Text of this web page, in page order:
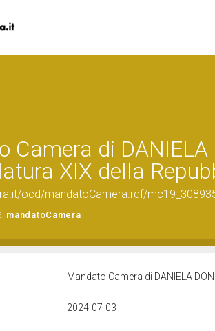
Camera di DANIELA
XIX della
ocd/mandatoCamera.rdf/
mandatoCamera
Mandato Camera di DANIELA
2024-07-03